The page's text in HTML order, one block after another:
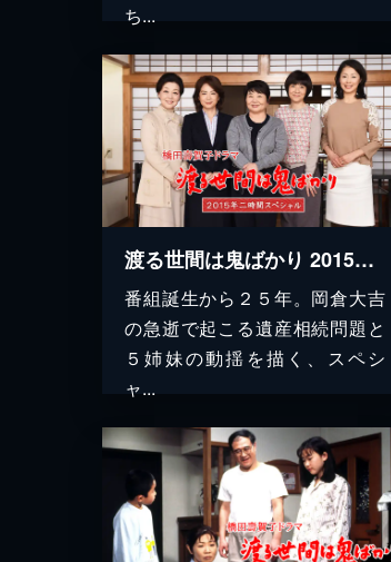
ち...
渡る世間は鬼ばかり 2015年二時間スペシャル(橋田壽賀子ドラマ)
番組誕生から２５年。岡倉大吉
の急逝で起こる遺産相続問題と
５姉妹の動揺を描く、スペシ
ャ...